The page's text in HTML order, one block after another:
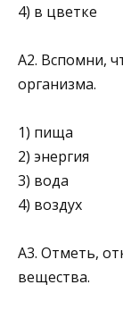
4) в цветке
А2. Вспомни,
ор­ганизма.
1) пища
2) энергия
3) вода
4) воздух
А3. Отметь,
ве­щества.